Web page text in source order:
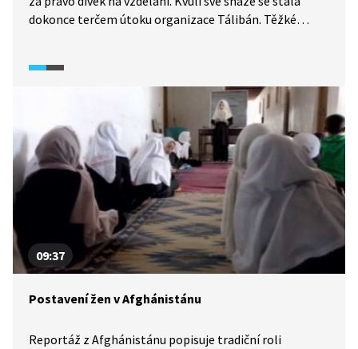
dokonce terčem útoku organizace Tálibán. Těžké
s ní ocenil výbor i Inda Kailashe Satyartiho, který bojuje
za konec dětské práce. Reportáž Událostí (2014)
ukazuje, jak se pákistánská muslimka a hinduistický Ind
rozhodli spojit své úsilí a společně pokračovat v boji
za práva dětí.
09:37
Postavení žen v Afghánistánu
Reportáž z Afghánistánu popisuje tradiční roli